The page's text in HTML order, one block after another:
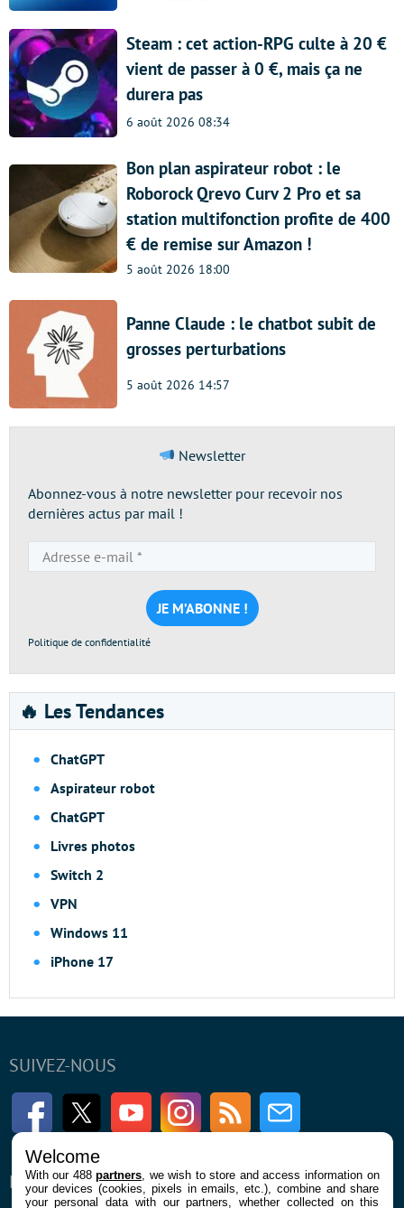
Steam : cet action-RPG culte à 20 €
vient de passer à 0 €, mais ça ne
durera pas
6 août 2026 08:34
Bon plan aspirateur robot : le
Roborock Qrevo Curv 2 Pro et sa
station multifonction profite de 400
€ de remise sur Amazon !
5 août 2026 18:00
Panne Claude : le chatbot subit de
grosses perturbations
5 août 2026 14:57
Newsletter
Abonnez-vous à notre newsletter pour recevoir nos
dernières actus par mail !
e-
mail
*
Politique de confidentialité
🔥 Les Tendances
ChatGPT
Aspirateur robot
ChatGPT
Livres photos
Switch 2
VPN
Windows 11
iPhone 17
SUIVEZ-NOUS
FacebookTwitter Youtube InstagramRSS Newsletter
ENTREPRISE À PROPOS
Welcome
With our 488partners , we wish to store and access information on
your devices (cookies, pixels in emails, etc.), combine and share
your personal data with our partners, whether collected on this